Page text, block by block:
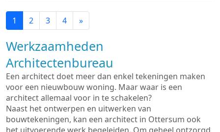
1 2 3 4 »
Werkzaamheden
Architectenbureau
Een architect doet meer dan enkel tekeningen maken
voor een nieuwbouw woning. Maar waar is een
architect allemaal voor in te schakelen?
Naast het ontwerpen en uitwerken van
bouwtekeningen, kan een architect in Ottersum ook